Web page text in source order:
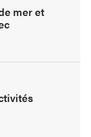
mer et